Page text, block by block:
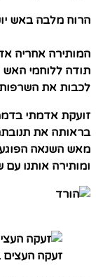
הרוח מלבה
המותירה אחריה
תודה ללוחמי
לכבות את השרפות
זועקת אדמתי
בראותה את
מאש השנאה
ומותירה אותנו עם
זעקה העצים